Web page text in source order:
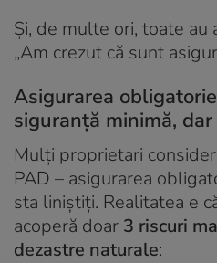
Și, de multe ori, toate au
„Am crezut că sunt
Asigurarea
siguranță minimă,
Mulți proprietari
PAD – asigurarea
sta liniștiți. Realitatea e
acoperă doar 3 riscuri
dezastre naturale: